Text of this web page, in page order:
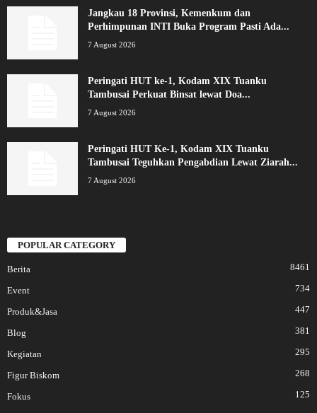
Jangkau 18 Provinsi, Kemenkum dan
Perhimpunan INTI Buka Program Pasti Ada...
7 August 2026
Peringati HUT ke-1, Kodam XIX Tuanku
Tambusai Perkuat Binsat lewat Doa...
7 August 2026
Peringati HUT Ke-1, Kodam XIX Tuanku
Tambusai Teguhkan Pengabdian Lewat Ziarah...
7 August 2026
POPULAR CATEGORY
Berita 8461
Event 734
Produk&Jasa 447
Blog 381
Kegiatan 295
Figur Biskom 268
Fokus 125